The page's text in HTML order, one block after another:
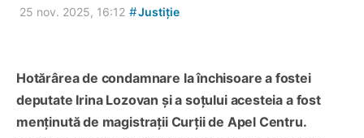
25 nov. 2025, 16:12 #Justiție
Hotărârea de condamnare la închisoare a fostei
deputate Irina Lozovan și a soțului acesteia a fost
menținută de magistrații Curții de Apel Centru.